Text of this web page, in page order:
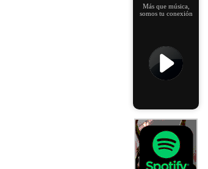
Más que música,
somos tu conexión